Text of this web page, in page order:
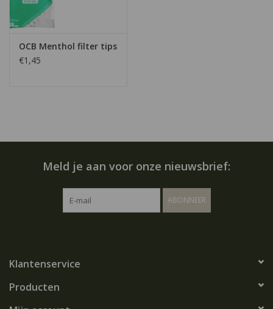
OCB Menthol filter tips
€1,45
Meld je aan voor onze nieuwsbrief:
ABONNEER
Klantenservice
Producten